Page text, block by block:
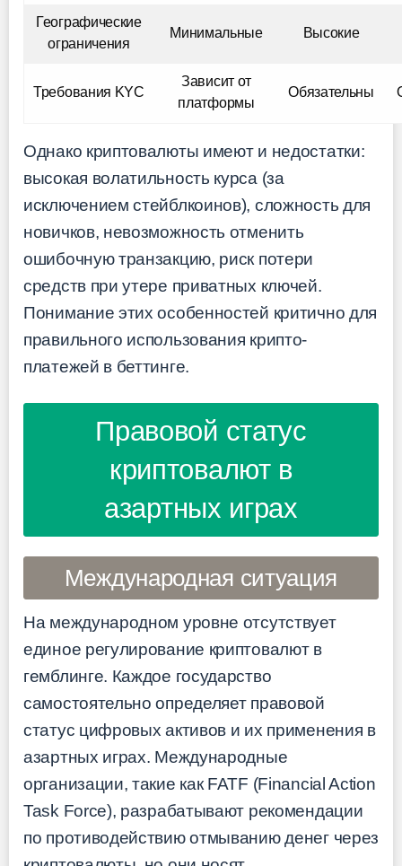
Географические
ограничения
Минимальные Высокие
Требования KYC
Зависит от
платформы
Обязательны
Однако криптовалюты имеют и недостатки:
высокая волатильность курса (за
исключением стейблкоинов), сложность для
новичков, невозможность отменить
ошибочную транзакцию, риск потери
средств при утере приватных ключей.
Понимание этих особенностей критично для
правильного использования крипто-
платежей в беттинге.
Правовой статус
криптовалют в
азартных играх
Международная ситуация
На международном уровне отсутствует
единое регулирование криптовалют в
гемблинге. Каждое государство
самостоятельно определяет правовой
статус цифровых активов и их применения в
азартных играх. Международные
организации, такие как FATF (Financial Action
Task Force), разрабатывают рекомендации
по противодействию отмыванию денег через